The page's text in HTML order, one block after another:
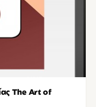
The Art of